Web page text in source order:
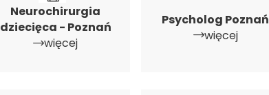
Neurochirurgia
dziecięca - Poznań
więcej
Psycholog Poznań
więcej